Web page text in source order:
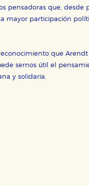
pensadoras que, desde
mayor participación
que
sernos útil el
y solidaria.
y no es posible
algunas áreas de
cada vez que
y se utilizan para
sino que se basan